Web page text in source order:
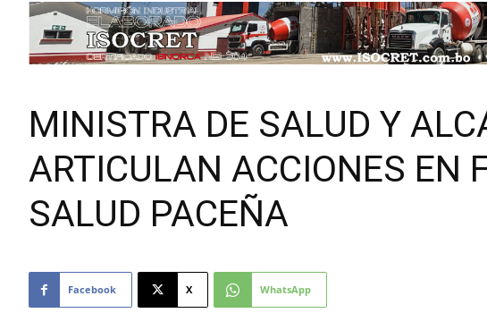
MINISTRA DE SALUD Y
ARTICULAN ACCIONES EN
SALUD PACEÑA
Facebook X WhatsApp